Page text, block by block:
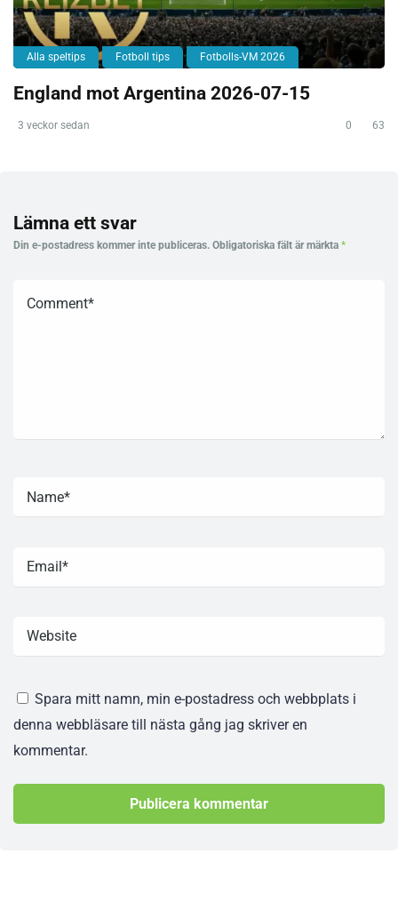
Alla speltips Fotboll tips Fotbolls-VM 2026
England mot Argentina 2026-07-15
3 veckor sedan 0 63
Lämna ett svar
Din e-postadress kommer inte publiceras. Obligatoriska fält är märkta *
Spara mitt namn, min e-postadress och webbplats i
denna webbläsare till nästa gång jag skriver en
kommentar.